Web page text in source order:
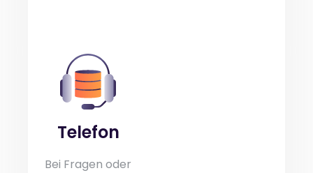
Telefon
Bei Fragen oder